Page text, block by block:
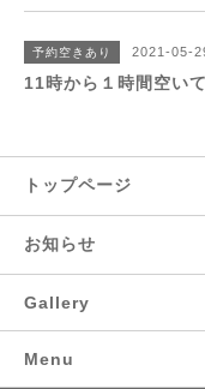
予約空きあり 2021-05-
11時から１時間空い
トップページ
お知らせ
Gallery
Menu